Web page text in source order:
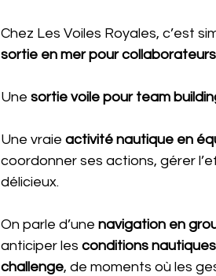
Chez Les Voiles Royales, c’est
sortie en mer pour collaborateurs
Une sortie voile pour team
Une vraie activité nautique en
coordonner ses actions, gérer
délicieux.
On parle d’une navigation en
anticiper les conditions nautiques
challenge, de moments où les